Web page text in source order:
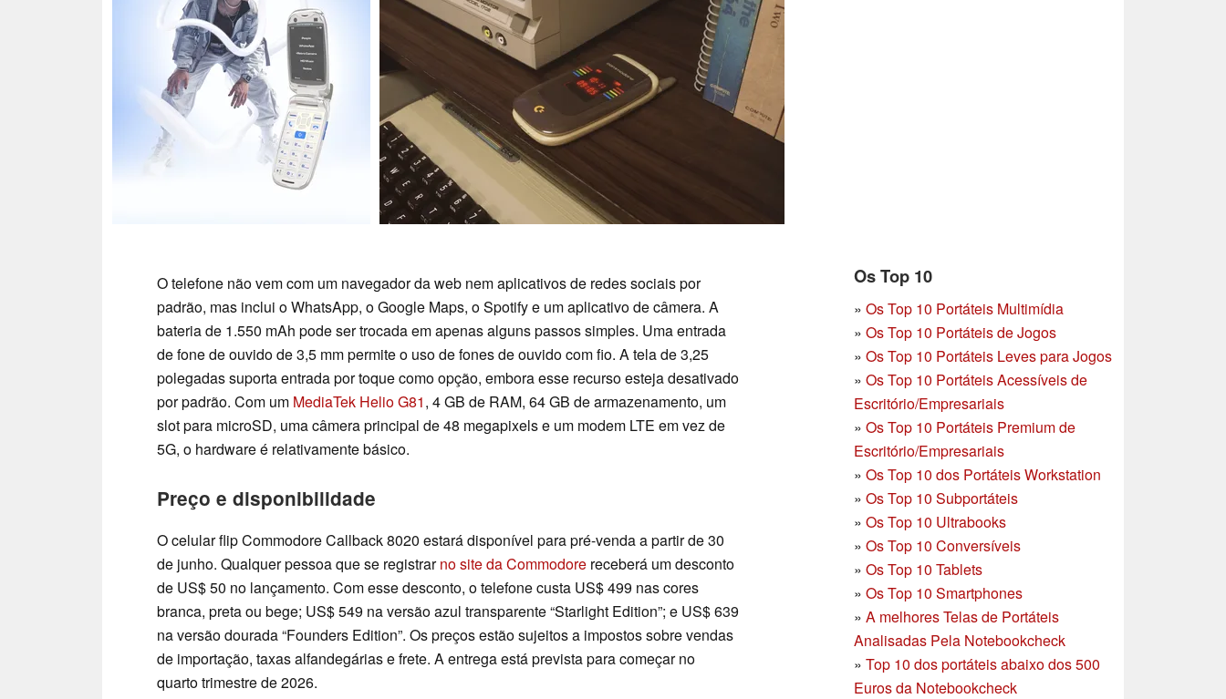
Os Top 10
» Os Top 10 Portáteis Multimídia
» Os Top 10 Portáteis de Jogos
» Os Top 10 Portáteis Leves para Jogos
» Os Top 10 Portáteis Acessíveis de
Escritório/Empresariais
» Os Top 10 Portáteis Premium de
Escritório/Empresariais
» Os Top 10 dos Portáteis Workstation
» Os Top 10 Subportáteis
» Os Top 10 Ultrabooks
» Os Top 10 Conversíveis
» Os Top 10 Tablets
» Os Top 10 Smartphones
» A melhores Telas de Portáteis
Analisadas Pela Notebookcheck
» Top 10 dos portáteis abaixo dos 500
Euros da Notebookcheck
O telefone não vem com um navegador da web nem aplicativos de redes sociais por
padrão, mas inclui o WhatsApp, o Google Maps, o Spotify e um aplicativo de câmera. A
bateria de 1.550 mAh pode ser trocada em apenas alguns passos simples. Uma entrada
de fone de ouvido de 3,5 mm permite o uso de fones de ouvido com fio. A tela de 3,25
polegadas suporta entrada por toque como opção, embora esse recurso esteja desativado
por padrão. Com um MediaTek Helio G81, 4 GB de RAM, 64 GB de armazenamento, um
slot para microSD, uma câmera principal de 48 megapixels e um modem LTE em vez de
5G, o hardware é relativamente básico.
Preço e disponibilidade
O celular flip Commodore Callback 8020 estará disponível para pré-venda a partir de 30
de junho. Qualquer pessoa que se registrarno site da Commodore receberá um desconto
de US$ 50 no lançamento. Com esse desconto, o telefone custa US$ 499 nas cores
branca, preta ou bege; US$ 549 na versão azul transparente “Starlight Edition”; e US$ 639
na versão dourada “Founders Edition”. Os preços estão sujeitos a impostos sobre vendas
de importação, taxas alfandegárias e frete. A entrega está prevista para começar no
quarto trimestre de 2026.